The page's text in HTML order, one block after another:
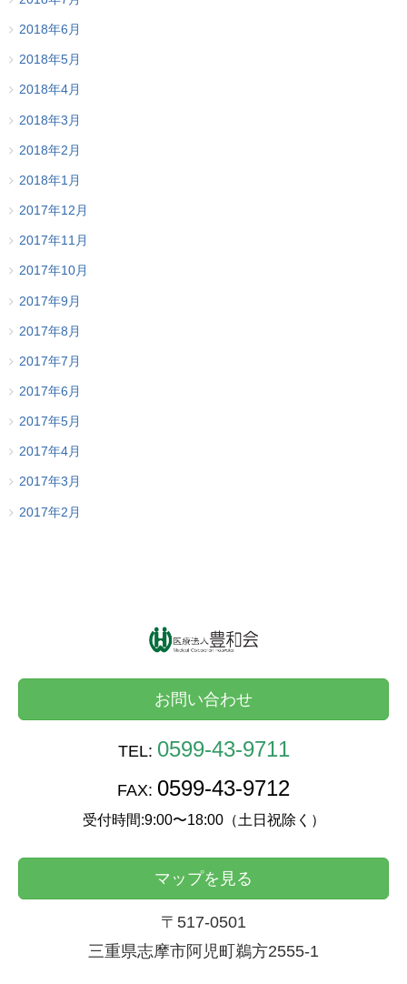
2018年6月
2018年5月
2018年4月
2018年3月
2018年2月
2018年1月
2017年12月
2017年11月
2017年10月
2017年9月
2017年8月
2017年7月
2017年6月
2017年5月
2017年4月
2017年3月
2017年2月
お問い合わせ
TEL: 0599-43-9711
FAX: 0599-43-9712
受付時間:9:00〜18:00（土日祝除く）
マップを見る
〒517-0501
三重県志摩市阿児町鵜方2555-1